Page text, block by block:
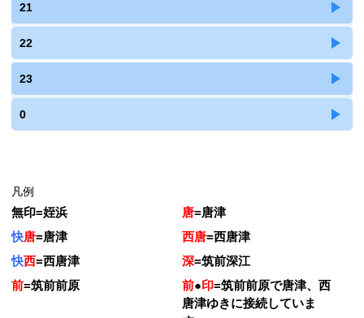
21
22
23
0
凡例
無印=姪浜 唐=唐津
快唐=唐津 西唐=西唐津
快西=西唐津 深=筑前深江
前=筑前前原 前●印=筑前前原で唐津、西
唐津ゆきに接続していま